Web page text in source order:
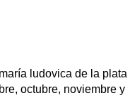
ludovica de la plata
octubre, noviembre y